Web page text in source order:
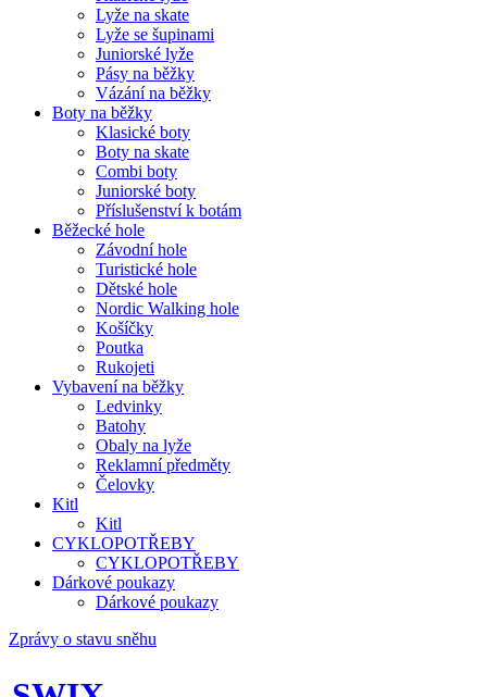
Lyže na skate
Lyže se šupinami
Juniorské lyže
Pásy na běžky
Vázání na běžky
Boty na běžky
Klasické boty
Boty na skate
Combi boty
Juniorské boty
Příslušenství k botám
Běžecké hole
Závodní hole
Turistické hole
Dětské hole
Nordic Walking hole
Košíčky
Poutka
Rukojeti
Vybavení na běžky
Ledvinky
Batohy
Obaly na lyže
Reklamní předměty
Čelovky
Kitl
Kitl
CYKLOPOTŘEBY
CYKLOPOTŘEBY
Dárkové poukazy
Dárkové poukazy
Zprávy o stavu sněhu